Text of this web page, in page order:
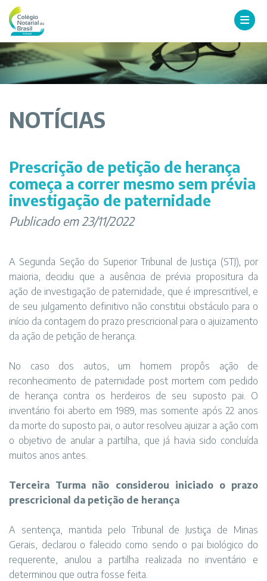
NOTÍCIAS
Prescrição de petição de herança
começa a correr mesmo sem prévia
investigação de paternidade
Publicado em 23/11/2022
A Segunda Seção do Superior Tribunal de Justiça (STJ), por
maioria, decidiu que a ausência de prévia propositura da
ação de investigação de paternidade, que é imprescritível, e
de seu julgamento definitivo não constitui obstáculo para o
início da contagem do prazo prescricional para o ajuizamento
da ação de petição de herança.
No caso dos autos, um homem propôs ação de
reconhecimento de paternidade post mortem com pedido
de herança contra os herdeiros de seu suposto pai. O
inventário foi aberto em 1989, mas somente após 22 anos
da morte do suposto pai, o autor resolveu ajuizar a ação com
o objetivo de anular a partilha, que já havia sido concluída
muitos anos antes.
Terceira Turma não considerou iniciado o prazo
prescricional da petição de herança
A sentença, mantida pelo Tribunal de Justiça de Minas
Gerais, declarou o falecido como sendo o pai biológico do
requerente, anulou a partilha realizada no inventário e
determinou que outra fosse feita.